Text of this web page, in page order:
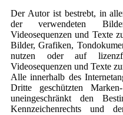
Der Autor ist bestrebt, in
der verwendeten
Videosequenzen und Texte
Bilder, Grafiken,
nutzen oder auf
Videosequenzen und Texte
Alle innerhalb des
Dritte geschützten
uneingeschränkt den
Kennzeichenrechts und